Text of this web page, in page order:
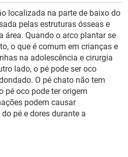
localizada na parte de baixo do
pelas estruturas ósseas e
área. Quando o arco plantar se
o que é comum em crianças e
na adolescência e cirurgia
lado, o pé pode ser oco
O pé chato não tem
pé oco pode ter origem
podem causar
pé e dores durante a